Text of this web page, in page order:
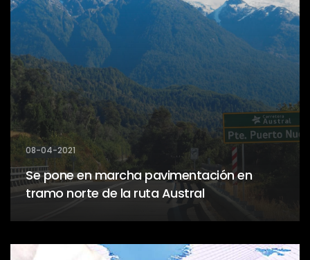
08-04-2021
Se pone en marcha pavimentación en
tramo norte de la ruta Austral